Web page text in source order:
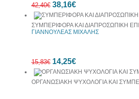
42,40€ 38,16€
ΣΥΜΠΕΡΙΦΟΡΑ ΚΑΙ ΔΙΑΠΡΟΣΩΠΙΚΗ
ΓΙΑΝΝΟΥΛΕΑΣ ΜΙΧΑΛΗΣ
15,83€ 14,25€
ΟΡΓΑΝΩΣΙΑΚΗ ΨΥΧΟΛΟΓΙΑ ΚΑΙ